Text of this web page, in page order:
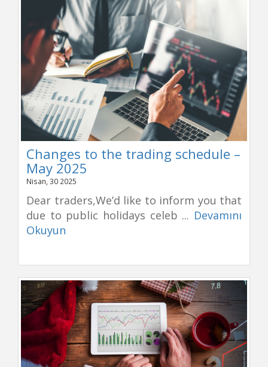
Changes to the trading schedule –
May 2025
Nisan, 30 2025
Dear traders,We’d like to inform you that
due to public holidays celeb ... Devamını
Okuyun